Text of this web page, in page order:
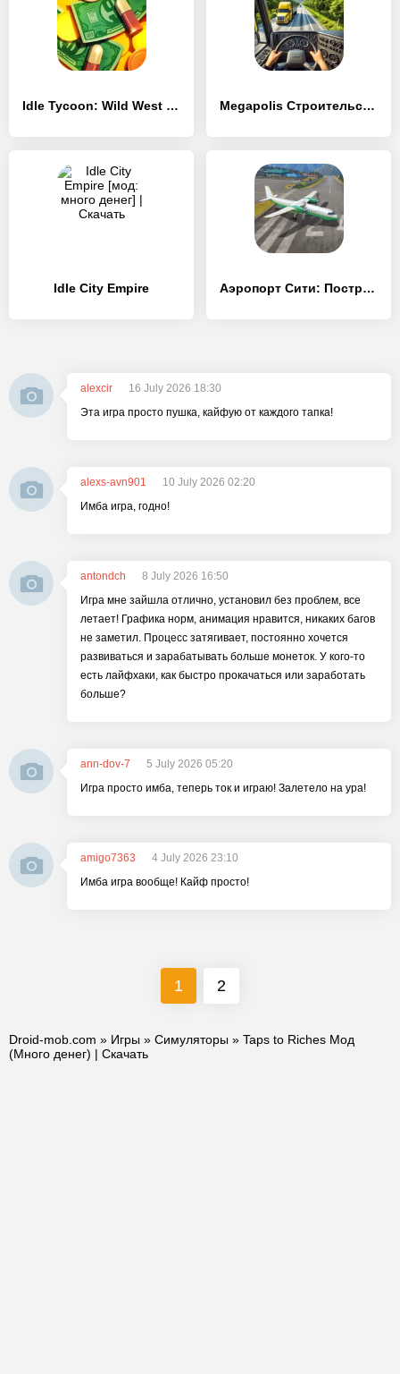
Idle Tycoon: Wild West Clicker Megapolis Строительство Города
Idle City Empire Аэропорт Сити: Построй город
alexcir
16 July 2026 18:30
Эта игра просто пушка, кайфую от каждого тапка!
alexs-avn901
10 July 2026 02:20
Имба игра, годно!
antondch
8 July 2026 16:50
Игра мне зайшла отлично, установил без проблем, все
летает! Графика норм, анимация нравится, никаких багов
не заметил. Процесс затягивает, постоянно хочется
развиваться и зарабатывать больше монеток. У кого-то
есть лайфхаки, как быстро прокачаться или заработать
больше?
ann-dov-7
5 July 2026 05:20
Игра просто имба, теперь ток и играю! Залетело на ура!
amigo7363
4 July 2026 23:10
Имба игра вообще! Кайф просто!
1 2
Droid-mob.com » Игры » Симуляторы » Taps to Riches Мод
(Много денег) | Скачать